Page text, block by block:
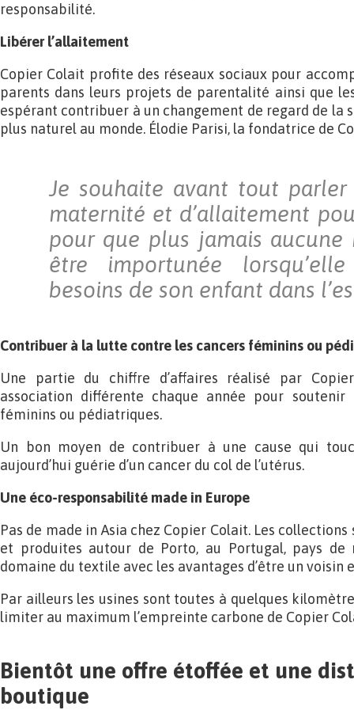
responsabilité.
Libérer l’allaitement
Copier Colait profite des réseaux sociaux pour
parents dans leurs projets de parentalité ainsi que
espérant contribuer à un changement de regard de la
plus naturel au monde. Élodie Parisi, la fondatrice de
Je souhaite avant tout
maternité et d’allaitement
pour que plus jamais aucune
être importunée
besoins de son enfant dans
Contribuer à la lutte contre les cancers féminins ou
Une partie du chiffre d’affaires réalisé par
association différente chaque année pour
féminins ou pédiatriques.
Un bon moyen de contribuer à une cause qui
aujourd’hui guérie d’un cancer du col de l’utérus.
Une éco-responsabilité made in Europe
Pas de made in Asia chez Copier Colait. Les
et produites autour de Porto, au Portugal, pays de
domaine du textile avec les avantages d’être un voisin
Par ailleurs les usines sont toutes à quelques
limiter au maximum l’empreinte carbone de Copier
Bientôt une offre étoffée et une
boutique